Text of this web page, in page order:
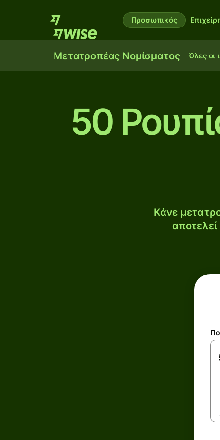
Προσωπικός
Μετατροπέας Νομίσματος Όλες οι
50
Κάνε